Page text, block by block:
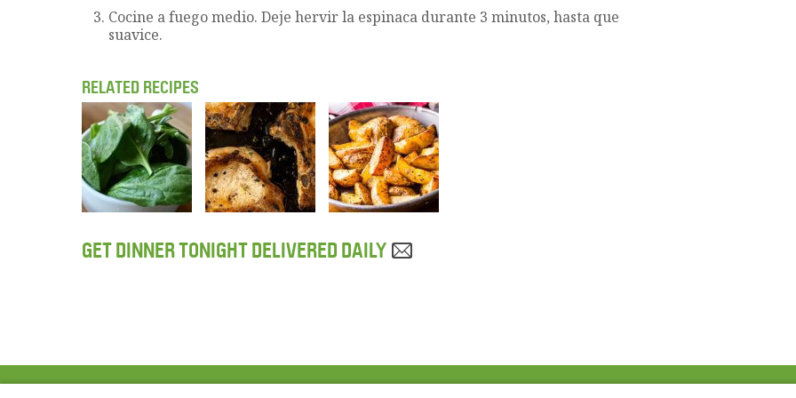
Cocine a fuego medio. Deje hervir la espinaca durante 3 minutos, hasta que
suavice.
RELATED RECIPES
GET DINNER TONIGHT DELIVERED DAILY